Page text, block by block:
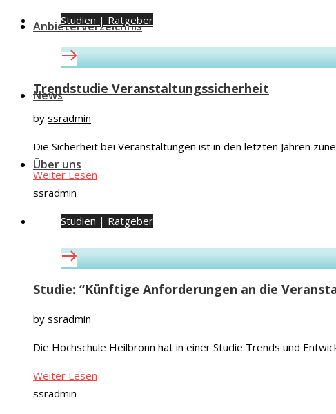
Anbieterverzeichnis
News
Über uns
Studien | Ratgeber
Trendstudie Veranstaltungssicherheit
by ssradmin
Die Sicherheit bei Veranstaltungen ist in den letzten Jahren
Weiter Lesen
ssradmin
Studien | Ratgeber
Studie: “Künftige Anforderungen an die
by ssradmin
Die Hochschule Heilbronn hat in einer Studie Trends und
Weiter Lesen
ssradmin